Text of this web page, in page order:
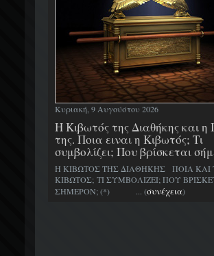
Κυριακή, 9 Αυγούστου 2026
H Κιβωτός της Διαθήκης και η
της. Ποια ειναι η Κιβωτός; Τι
συμβολίζει; Που βρίσκεται
Η ΚΙΒΩΤΟΣ ΤΗΣ ΔΙΑΘΗΚΗΣ ΠΟΙΑ ΚΑΙ
ΚΙΒΩΤΟΣ; ΤΙ ΣΥΜΒΟΛΙΖΕΙ; ΠΟΥ
ΣΗΜΕΡΟΝ; (*) ... (συνέχεια)